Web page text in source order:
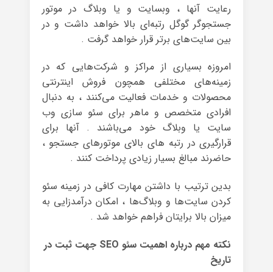
رعایت آنها ، وبسایت و یا وبلاگ در موتور
جستجوگر گوگل رتبه‌ای بالا خواهد داشت و در
بین سایت‌های برتر قرار خواهد گرفت .
امروزه بسیاری از مراکز و شرکت‌هایی که در
زمینه‌های مختلفی همچون فروش اینترنتی
محصولات و خدمات فعالیت می‌کنند ، به دنبال
افرادی متخصص و ماهر برای سئو سازی وب
سایت یا وبلاگ خود می‌باشند . آنها برای
قرارگیری در رتبه های بالای موتورهای جستجو ،
حاضرند مبالغ بسیار زیادی پرداخت کنند .
بدین ترتیب با داشتن مهارت کافی در زمینه‌ سئو
کردن سایت‌ها و وبلاگ‌ها ، امکان درآمدزایی به
میزان بالا برایتان فراهم خواهد شد .
نکته مهم درباره اهمیت سئو SEO جهت ثبت در
تاریخ